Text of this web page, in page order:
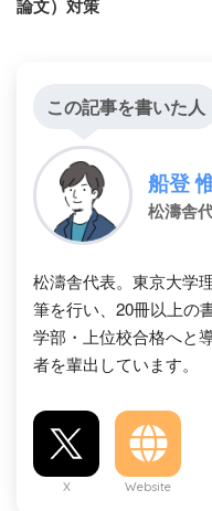
論文）対策
この記事を書いた人
船登
松濤舎
松濤舎代表。東京大学
筆を行い、20冊以上の
学部・上位校合格へと
者を輩出しています。
X Website